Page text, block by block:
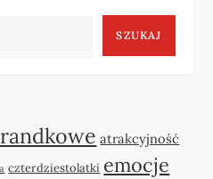
SZUKAJ
atrakcyjność
czterdziestolatki emocje